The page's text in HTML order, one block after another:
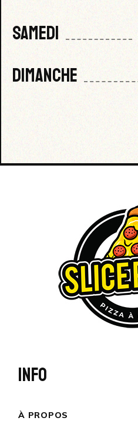
SAMEDI
DIMANCHE
INFO
À PROPOS